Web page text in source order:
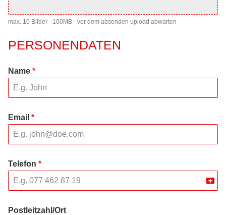
max. 10 Bilder - 100MB - vor dem absenden upload abwarten
PERSONENDATEN
Name *
Email *
Telefon *
Postleitzahl/Ort